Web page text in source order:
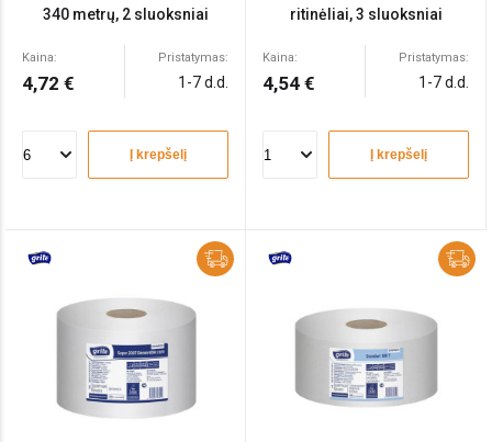
340 metrų, 2 sluoksniai
Kaina:
4,72 €
Pristatymas:
1-7 d.d.
Į krepšelį
ritinėliai, 3 sluoksniai
Kaina:
4,54 €
Pristatymas:
1-7 d.d.
Į krepšelį